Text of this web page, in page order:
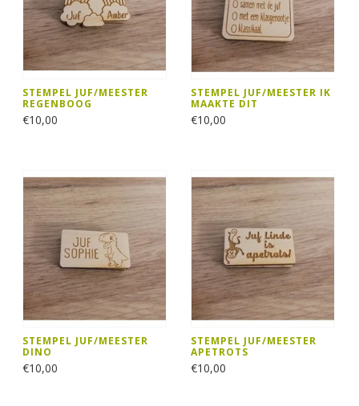
STEMPEL JUF/MEESTER
REGENBOOG
€10,00
STEMPEL JUF/MEESTER IK
MAAKTE DIT
€10,00
STEMPEL JUF/MEESTER
DINO
€10,00
STEMPEL JUF/MEESTER
APETROTS
€10,00